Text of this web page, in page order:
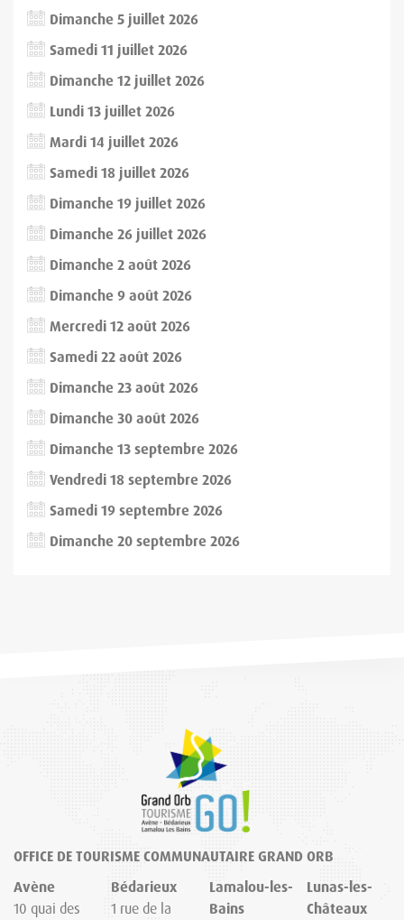
Dimanche 5 juillet 2026
Samedi 11 juillet 2026
Dimanche 12 juillet 2026
Lundi 13 juillet 2026
Mardi 14 juillet 2026
Samedi 18 juillet 2026
Dimanche 19 juillet 2026
Dimanche 26 juillet 2026
Dimanche 2 août 2026
Dimanche 9 août 2026
Mercredi 12 août 2026
Samedi 22 août 2026
Dimanche 23 août 2026
Dimanche 30 août 2026
Dimanche 13 septembre 2026
Vendredi 18 septembre 2026
Samedi 19 septembre 2026
Dimanche 20 septembre 2026
OFFICE DE TOURISME COMMUNAUTAIRE GRAND ORB
Avène
10 quai des
Bédarieux
1 rue de la
Lamalou-les-
Bains
Lunas-les-
Châteaux